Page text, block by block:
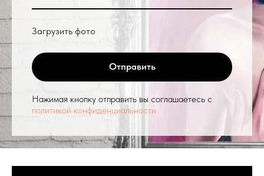
Загрузить фото
Отправить
Нажимая кнопку отправить вы соглашаетесь с
политикой конфиденциальности